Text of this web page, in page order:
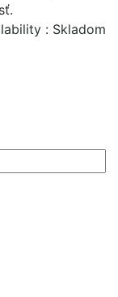
: Skladom